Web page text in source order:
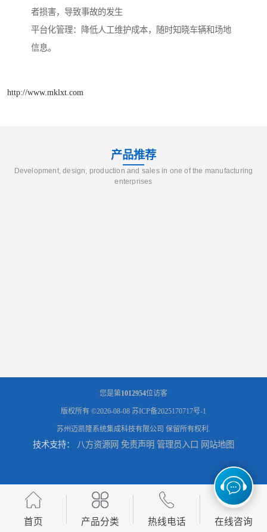
者损害，导致事故的发生
平台化管理：降低人工维护成本，随时知晓车辆和场地
信息。
http://www.mklxt.com
产品推荐
Development, design, production and sales in one of the manufacturing
enterprises
您是第1012954位访客
版权所有 ©2026-08-08 苏ICP备2025170717号-1
苏州迈凯隆系统集成科技有限公司 保留所有权利.
技术支持： 八方资源网 免责声明 管理员入口 网站地图
首页 产品分类 热线电话 在线咨询